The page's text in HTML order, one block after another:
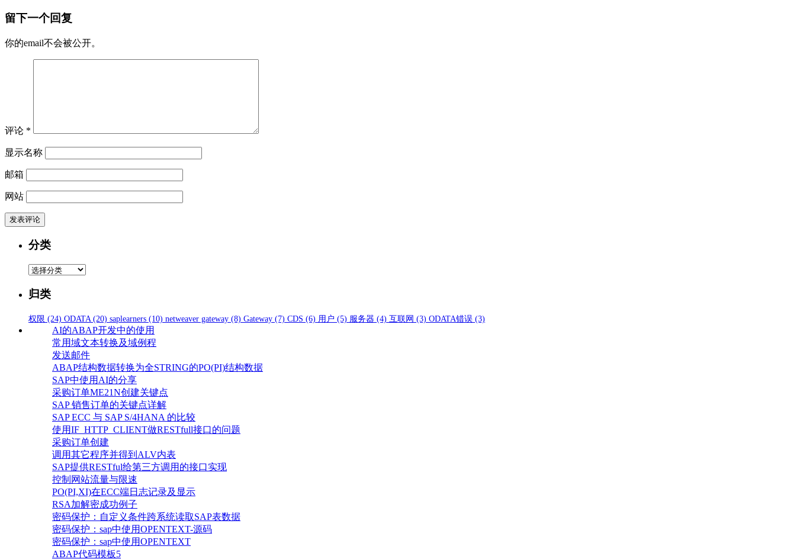
留下一个回复
你的email不会被公开。
评论 *
显示名称
邮箱
网站
分类
分
归类
权限 (24) ODATA (20) saplearners (10) netweaver gateway (8) Gateway (7) CDS (6) 用户 (5) 服务器 (4) 互联网 (3) ODATA错误 (3)
AI的ABAP开发中的使用
常用域文本转换及域例程
发送邮件
ABAP结构数据转换为全STRING的PO(PI)结构数据
SAP中使用AI的分享
采购订单ME21N创建关键点
SAP 销售订单的关键点详解
SAP ECC 与 SAP S/4HANA 的比较
使用IF_HTTP_CLIENT做RESTfull接口的问题
采购订单创建
调用其它程序并得到ALV内表
SAP提供RESTful给第三方调用的接口实现
控制网站流量与限速
PO(PI,XI)在ECC端日志记录及显示
RSA加解密成功例子
密码保护：自定义条件跨系统读取SAP表数据
密码保护：sap中使用OPENTEXT-源码
密码保护：sap中使用OPENTEXT
ABAP代码模板5